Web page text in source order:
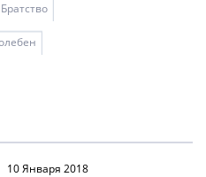
Братство
10 Января 2018